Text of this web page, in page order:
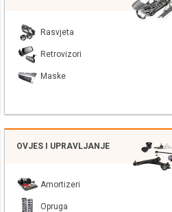
Rasvjeta
Retrovizori
Maske
OVJES I UPRAVLJANJE
Amortizeri
Opruga